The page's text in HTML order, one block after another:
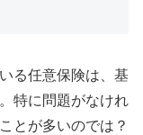
る任意保険は、基
特に問題がなけれ
とが多いのでは？